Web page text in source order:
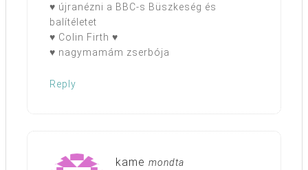
♥ újranézni a BBC-s Büszkeség és
balítéletet
♥ Colin Firth ♥
♥ nagymamám zserbója
Reply
kame mondta